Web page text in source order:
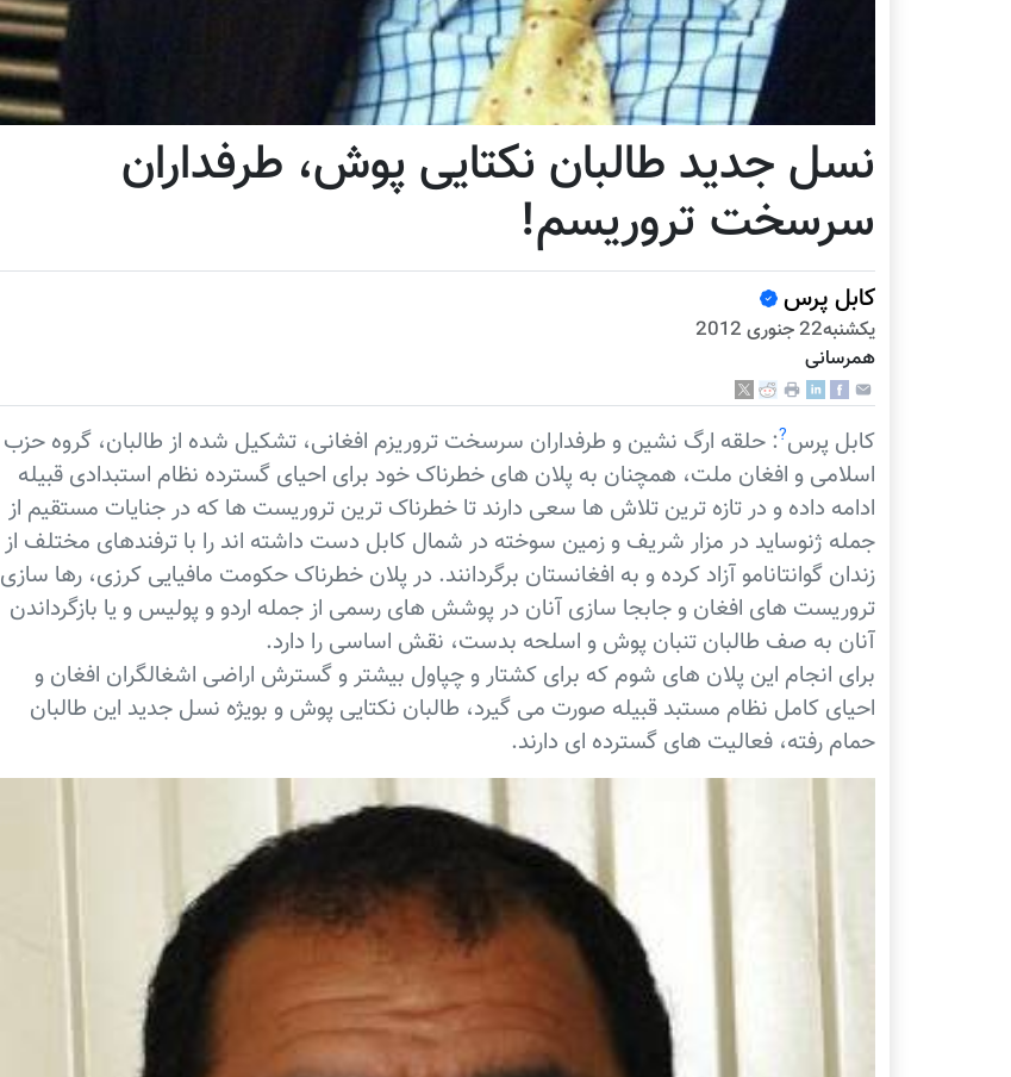
نسل جدید طالبان نکتایی پوش، طرفداران
سرسخت تروریسم!
کابل پرس
يكشنبه22 جنوری 2012
همرسانی
کابل پرس?: حلقه ارگ نشین و طرفداران سرسخت تروریزم افغانی، تشکیل شده از طالبان، گروه حزب
اسلامی و افغان ملت، همچنان به پلان های خطرناک خود برای احیای گسترده نظام استبدادی قبیله
ادامه داده و در تازه ترین تلاش ها سعی دارند تا خطرناک ترین تروریست ها که در جنایات مستقیم از
جمله ژنوساید در مزار شریف و زمین سوخته در شمال کابل دست داشته اند را با ترفندهای مختلف از
زندان گوانتانامو آزاد کرده و به افغانستان برگردانند. در پلان خطرناک حکومت مافیایی کرزی، رها سازی
تروریست های افغان و جابجا سازی آنان در پوشش های رسمی از جمله اردو و پولیس و یا بازگرداندن
آنان به صف طالبان تنبان پوش و اسلحه بدست، نقش اساسی را دارد.
برای انجام این پلان های شوم که برای کشتار و چپاول بیشتر و گسترش اراضی اشغالگران افغان و
احیای کامل نظام مستبد قبیله صورت می گیرد، طالبان نکتایی پوش و بويژه نسل جدید این طالبان
حمام رفته، فعالیت های گسترده ای دارند.